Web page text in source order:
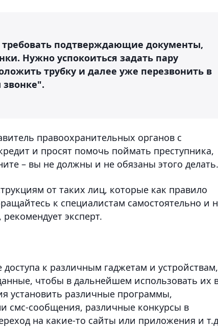
требовать подтверждающие документы,
Нужно успокоиться задать пару
трубку и далее уже перезвонить в
правоохранительных органов с
и просят помочь поймать преступника,
– вы не должны и не обязаны этого делать.
от таких лиц, которые как правило
к специалистам самостоятельно и
эксперт.
к различным гаджетам и
чтобы в дальнейшем использовать их
установить различные программы,
смс-сообщения, различные конкурсы в
на какие-то сайты или приложения и